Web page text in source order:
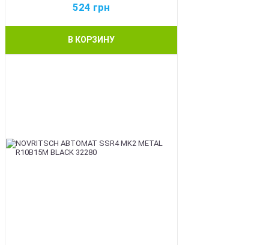
524 грн
В КОРЗИНУ